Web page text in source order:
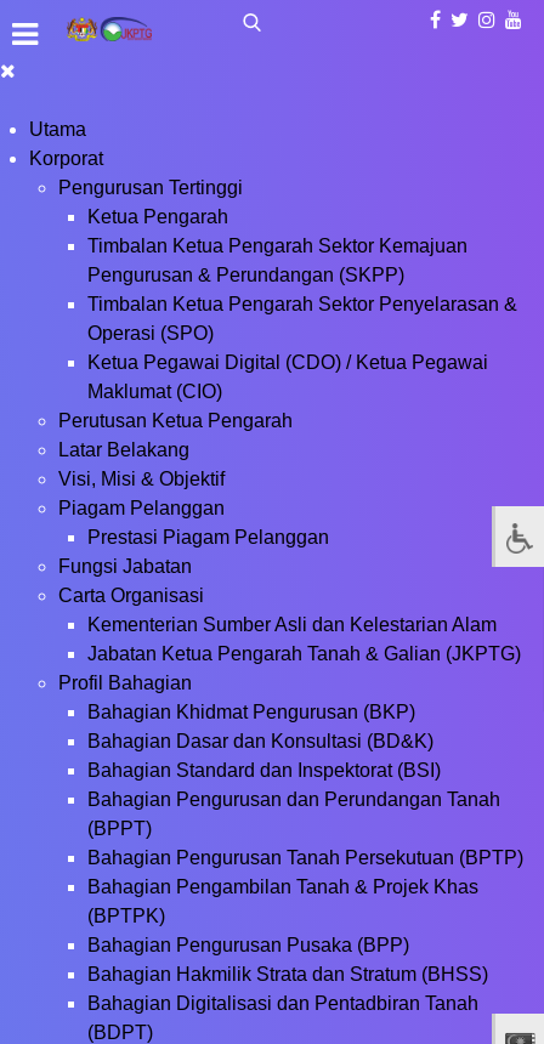
Utama
Korporat
Pengurusan Tertinggi
Ketua Pengarah
Timbalan Ketua Pengarah Sektor Kemajuan
Pengurusan & Perundangan (SKPP)
Timbalan Ketua Pengarah Sektor Penyelarasan &
Operasi (SPO)
Ketua Pegawai Digital (CDO) / Ketua Pegawai
Maklumat (CIO)
Perutusan Ketua Pengarah
Latar Belakang
Visi, Misi & Objektif
Piagam Pelanggan
Prestasi Piagam Pelanggan
Fungsi Jabatan
Carta Organisasi
Kementerian Sumber Asli dan Kelestarian Alam
Jabatan Ketua Pengarah Tanah & Galian (JKPTG)
Profil Bahagian
Bahagian Khidmat Pengurusan (BKP)
Bahagian Dasar dan Konsultasi (BD&K)
Bahagian Standard dan Inspektorat (BSI)
Bahagian Pengurusan dan Perundangan Tanah
(BPPT)
Bahagian Pengurusan Tanah Persekutuan (BPTP)
Bahagian Pengambilan Tanah & Projek Khas
(BPTPK)
Bahagian Pengurusan Pusaka (BPP)
Bahagian Hakmilik Strata dan Stratum (BHSS)
Bahagian Digitalisasi dan Pentadbiran Tanah
(BDPT)